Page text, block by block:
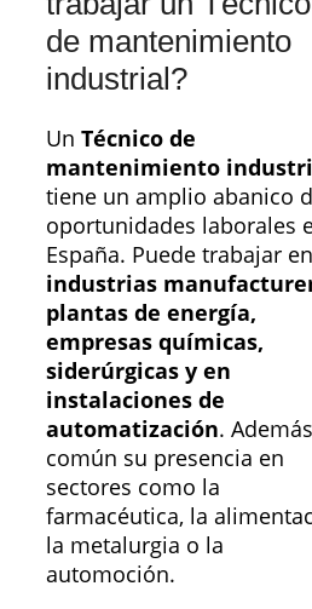
de mantenimiento
industrial?
Un Técnico de
mantenimiento
tiene un amplio abanico
oportunidades laborales
España. Puede trabajar en
industrias
plantas de energía,
empresas químicas,
siderúrgicas y en
instalaciones de
automatización.
común su presencia en
sectores como la
farmacéutica, la
la metalurgia o la
automoción.